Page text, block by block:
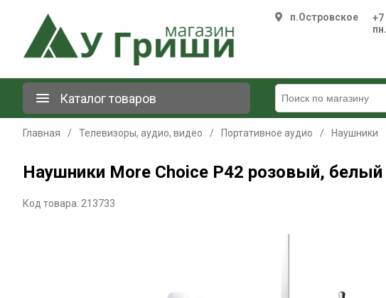
п.Островское
+7
Каталог товаров
Главная / Телевизоры, аудио, видео / Портативное аудио / Наушники
Наушники More Choice P42 розовый, белый
Код товара: 213733